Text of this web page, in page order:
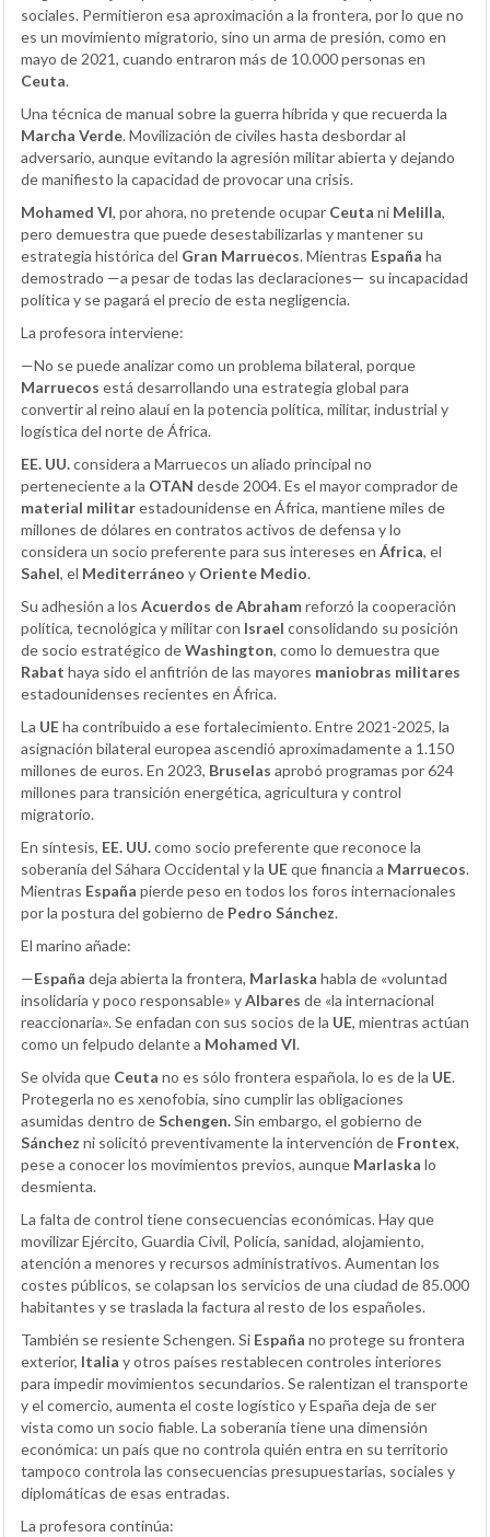
sociales. Permitieron esa aproximación a la frontera, por lo que no
es un movimiento migratorio, sino un arma de presión, como en
mayo de 2021, cuando entraron más de 10.000 personas en
Ceuta.
Una técnica de manual sobre la guerra híbrida y que recuerda la
Marcha Verde. Movilización de civiles hasta desbordar al
adversario, aunque evitando la agresión militar abierta y dejando
de manifiesto la capacidad de provocar una crisis.
Mohamed VI, por ahora, no pretende ocupar Ceuta ni Melilla,
pero demuestra que puede desestabilizarlas y mantener su
estrategia histórica del Gran Marruecos. Mientras España ha
demostrado —a pesar de todas las declaraciones— su incapacidad
política y se pagará el precio de esta negligencia.
La profesora interviene:
—No se puede analizar como un problema bilateral, porque
Marruecos está desarrollando una estrategia global para
convertir al reino alauí en la potencia política, militar, industrial y
logística del norte de África.
EE. UU.considera a Marruecos un aliado principal no
perteneciente a la OTAN desde 2004. Es el mayor comprador de
material militarestadounidense en África, mantiene miles de
millones de dólares en contratos activos de defensa y lo
considera un socio preferente para sus intereses en África, el
Sahel, el Mediterráneo y Oriente Medio.
Su adhesión a los Acuerdos de Abrahamreforzó la cooperación
política, tecnológica y militar con Israel consolidando su posición
de socio estratégico deWashington, como lo demuestra que
Rabat haya sido el anfitrión de las mayores maniobras militares
estadounidenses recientes en África.
La UEha contribuido a ese fortalecimiento. Entre 2021-2025, la
asignación bilateral europea ascendió aproximadamente a 1.150
millones de euros. En 2023, Bruselas aprobó programas por 624
millones para transición energética, agricultura y control
migratorio.
En síntesis, EE. UU.como socio preferente que reconoce la
soberanía del Sáhara Occidental y la UEque financia a Marruecos.
Mientras España pierde peso en todos los foros internacionales
por la postura del gobierno de Pedro Sánchez.
El marino añade:
—España deja abierta la frontera, Marlaska habla de «voluntad
insolidaria y poco responsable» yAlbares de «la internacional
reaccionaria». Se enfadan con sus socios de la UE, mientras actúan
como un felpudo delante a Mohamed VI.
Se olvida que Ceuta no es sólo frontera española, lo es de la UE.
Protegerla no es xenofobia, sino cumplir las obligaciones
asumidas dentro deSchengen.Sin embargo, el gobierno de
Sánchez ni solicitó preventivamente la intervención de Frontex,
pese a conocer los movimientos previos, aunque Marlaska lo
desmienta.
La falta de control tiene consecuencias económicas. Hay que
movilizar Ejército, Guardia Civil, Policía, sanidad, alojamiento,
atención a menores y recursos administrativos. Aumentan los
costes públicos, se colapsan los servicios de una ciudad de 85.000
habitantes y se traslada la factura al resto de los españoles.
También se resiente Schengen. Si España no protege su frontera
exterior, Italia y otros países restablecen controles interiores
para impedir movimientos secundarios. Se ralentizan el transporte
y el comercio, aumenta el coste logístico y España deja de ser
vista como un socio fiable. La soberanía tiene una dimensión
económica: un país que no controla quién entra en su territorio
tampoco controla las consecuencias presupuestarias, sociales y
diplomáticas de esas entradas.
La profesora continúa: